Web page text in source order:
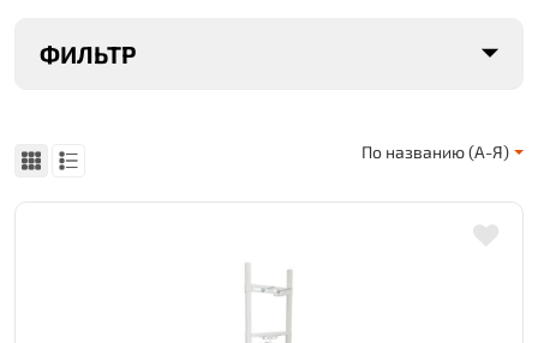
ФИЛЬТР
По названию (А-Я)